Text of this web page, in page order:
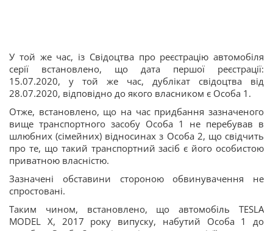
У той же час, із Свідоцтва про реєстрацію автомобіля
серії встановлено, що дата першої реєстрації:
15.07.2020, у той же час, дублікат свідоцтва від
28.07.2020, відповідно до якого власником є Особа 1.
Отже, встановлено, що на час придбання зазначеного
вище транспортного засобу Особа 1 не перебував в
шлюбних (сімейних) відносинах з Особа 2, що свідчить
про те, що такий транспортний засіб є його особистою
приватною власністю.
Зазначені обставини стороною обвинувачення не
спростовані.
Таким чином, встановлено, що автомобіль TESLA
MODEL X, 2017 року випуску, набутий Особа 1 до